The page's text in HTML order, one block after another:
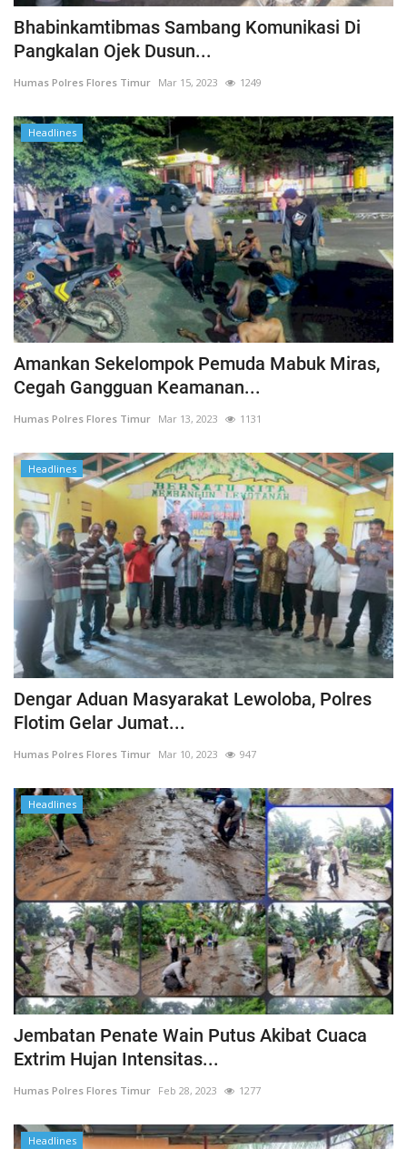
Bhabinkamtibmas Sambang Komunikasi Di
Pangkalan Ojek Dusun...
Humas Polres Flores Timur Mar 15, 2023 1249
Headlines
Amankan Sekelompok Pemuda Mabuk Miras,
Cegah Gangguan Keamanan...
Humas Polres Flores Timur Mar 13, 2023 1131
Headlines
Dengar Aduan Masyarakat Lewoloba, Polres
Flotim Gelar Jumat...
Humas Polres Flores Timur Mar 10, 2023 947
Headlines
Jembatan Penate Wain Putus Akibat Cuaca
Extrim Hujan Intensitas...
Humas Polres Flores Timur Feb 28, 2023 1277
Headlines